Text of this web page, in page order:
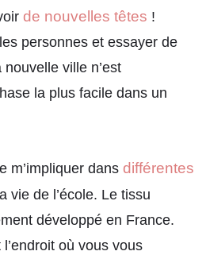
de nouvelles têtes !
personnes et essayer de
ville n’est
la plus facile dans un
m’impliquer dans différentes
vie de l’école. Le tissu
développé en France.
où vous vous